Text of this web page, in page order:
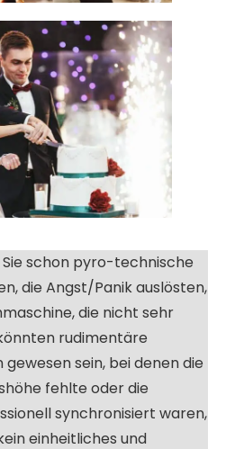
schon pyro-technische
die Angst/Panik auslösten,
die nicht sehr
rudimentäre
sein, bei denen die
fehlte oder die
synchronisiert waren,
einheitliches und